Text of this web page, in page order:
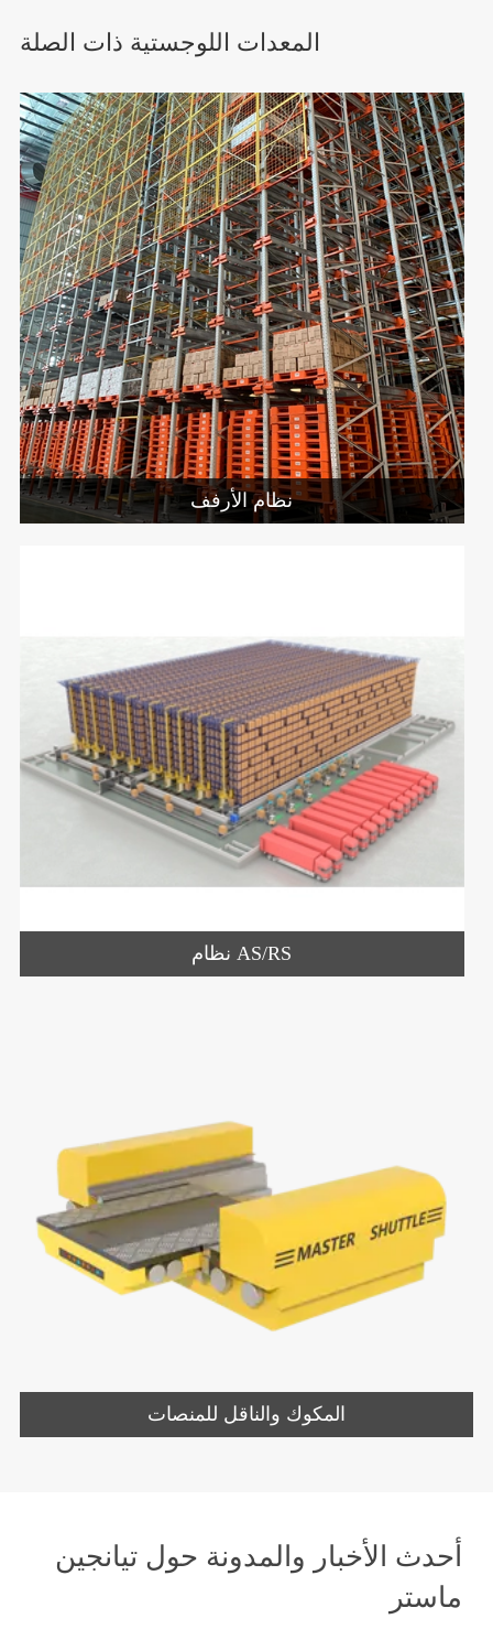
المعدات اللوجستية ذات الصلة
نظام الأرفف
نظام AS/RS
المكوك والناقل للمنصات
أحدث الأخبار والمدونة حول تيانجين
ماستر